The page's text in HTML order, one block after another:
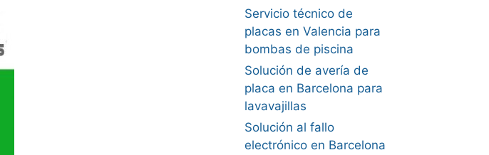
Servicio técnico de
placas en Valencia para
bombas de piscina
Solución de avería de
placa en Barcelona para
lavavajillas
Solución al fallo
electrónico en Barcelona